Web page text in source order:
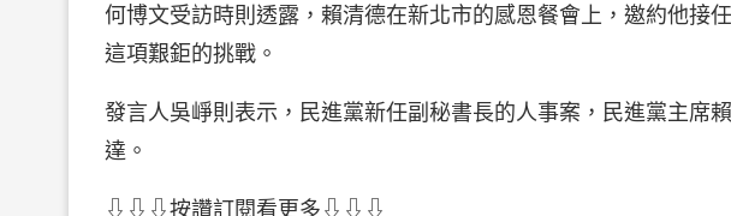
何博文受訪時則透露，賴清德在新北市的感恩餐會上，邀約他接
這項艱鉅的挑戰。
發言人吳崢則表示，民進黨新任副秘書長的人事案，民進黨主席
達。
⇩⇩⇩按讚訂閱看更多⇩⇩⇩